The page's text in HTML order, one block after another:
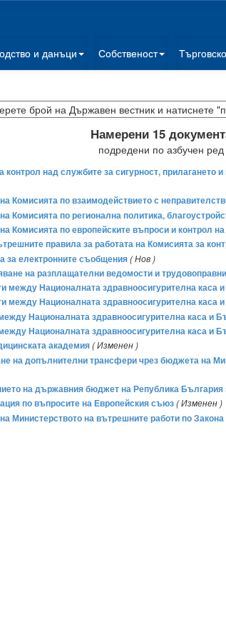
и данъци Собственост
Намерени 15
подредени по азбучен ред
над службите за сигурност, прилагането
Комисията по взаимодействието с
Комисията по регионална политика,
Комисията по европейските въпроси и контрол
правила за работата на Комисията за
за електронните съобщения( Нов )
на разплащателни ведомости и
между Националната здравноосигурителна каса
между Националната здравноосигурителна каса
Националната здравноосигурителна каса и
Националната здравноосигурителна каса и
академия( Изменен )
на допълнителни трансфери чрез бюджета на
на държавния бюджет на Република България
по въпросите на Европейския съюз( Изменен )
Министерството на вътрешните работи по